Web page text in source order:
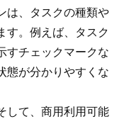
は、タスクの種類や
す。例えば、タスク
すチェックマークな
態が分かりやすくな
して、商用利用可能